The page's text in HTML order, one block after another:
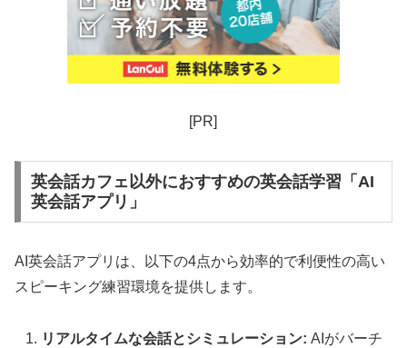
[PR]
英会話カフェ以外におすすめの英会話学習「AI
英会話アプリ」
AI英会話アプリは、以下の4点から効率的で利便性の高い
スピーキング練習環境を提供します。
リアルタイムな会話とシミュレーション: AIがバーチ